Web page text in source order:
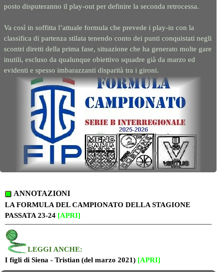
posto disputeranno il play-out per definire la seconda retrocessa.
Va così in soffitta l’attuale formula che prevede i play-in con la
classifica di partenza stilata tenendo conto dei punti conquistati negli
scontri diretti della prima fase, situazione che ha generato molte gare
inutili, escluso da qualunque obiettivo squadre già da marzo ed
evidenti e spesso imbarazzanti disparità tra i gironi.
ANNOTAZIONI
LA FORMULA DEL CAMPIONATO DELLA STAGIONE
PASSATA 23-24 [APRI]
LEGGI ANCHE:
I figli di Siena - Tristian (del marzo 2021) [APRI]